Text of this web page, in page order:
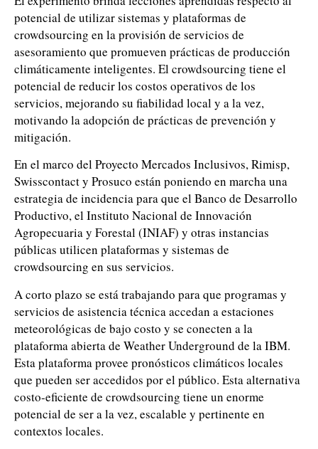
potencial de utilizar sistemas y plataformas de
crowdsourcing en la provisión de servicios de
asesoramiento que promueven prácticas de producción
climáticamente inteligentes. El crowdsourcing tiene el
potencial de reducir los costos operativos de los
servicios, mejorando su fiabilidad local y a la vez,
motivando la adopción de prácticas de prevención y
mitigación.
En el marco del Proyecto Mercados Inclusivos, Rimisp,
Swisscontact y Prosuco están poniendo en marcha una
estrategia de incidencia para que el Banco de Desarrollo
Productivo, el Instituto Nacional de Innovación
Agropecuaria y Forestal (INIAF) y otras instancias
públicas utilicen plataformas y sistemas de
crowdsourcing en sus servicios.
A corto plazo se está trabajando para que programas y
servicios de asistencia técnica accedan a estaciones
meteorológicas de bajo costo y se conecten a la
plataforma abierta de Weather Underground de la IBM.
Esta plataforma provee pronósticos climáticos locales
que pueden ser accedidos por el público. Esta alternativa
costo-eficiente de crowdsourcing tiene un enorme
potencial de ser a la vez, escalable y pertinente en
contextos locales.